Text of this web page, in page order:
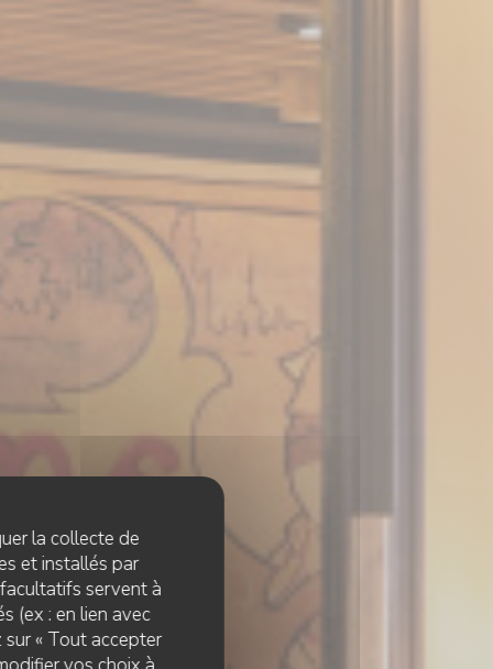
la collecte de
et installés par
servent à
(ex : en lien avec
« Tout accepter